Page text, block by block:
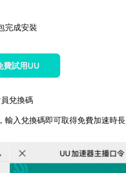
完成安裝
費試用UU
兌換碼
輸入兌換碼即可取得免費加速時長